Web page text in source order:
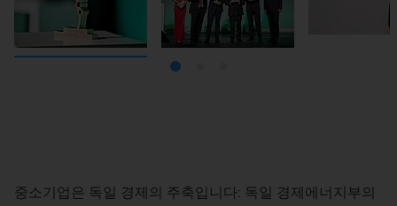
중소기업은 독일 경제의 주축입니다: 독일 경제에너지부의